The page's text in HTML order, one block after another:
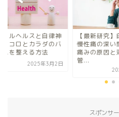
タルヘルスと自律神
ココロとカラダのバ
スを整える方法
2025年3月2日
【最新研究
慢性痛の深い
痛みの原因と
管...
スポンサ